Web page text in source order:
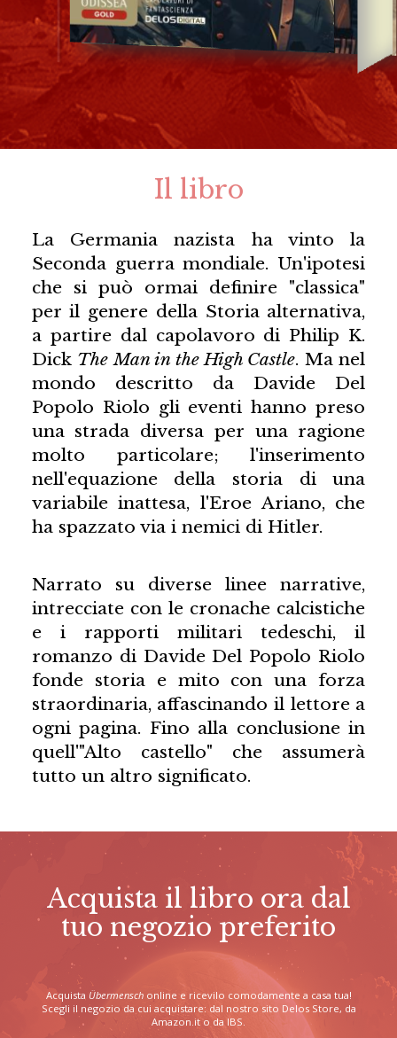
Il libro
La Germania nazista ha vinto la
Seconda guerra mondiale. Un'ipotesi
che si può ormai definire "classica"
per il genere della Storia alternativa,
a partire dal capolavoro di Philip K.
Dick The Man in the High Castle. Ma nel
mondo descritto da Davide Del
Popolo Riolo gli eventi hanno preso
una strada diversa per una ragione
molto particolare; l'inserimento
nell'equazione della storia di una
variabile inattesa, l'Eroe Ariano, che
ha spazzato via i nemici di Hitler.
Narrato su diverse linee narrative,
intrecciate con le cronache calcistiche
e i rapporti militari tedeschi, il
romanzo di Davide Del Popolo Riolo
fonde storia e mito con una forza
straordinaria, affascinando il lettore a
ogni pagina. Fino alla conclusione in
quell'"Alto castello" che assumerà
tutto un altro significato.
Acquista il libro ora dal
tuo negozio preferito
Acquista Übermenschonline e ricevilo comodamente a casa tua!
Scegli il negozio da cui acquistare: dal nostro sito Delos Store, da
Amazon.it o da IBS.